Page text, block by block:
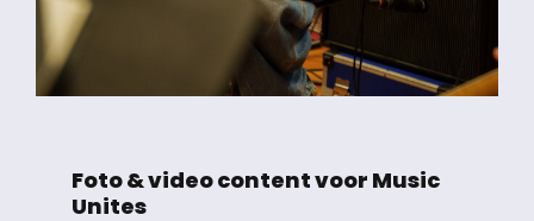
Foto & video content voor Music
Unites